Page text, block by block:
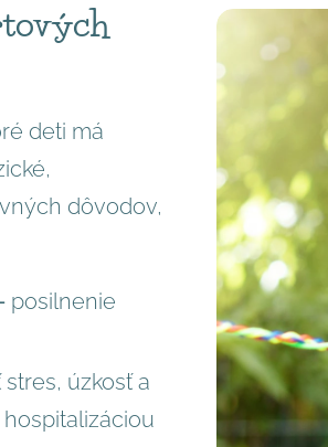
deti má
dôvodov,
posilnenie
úzkosť a